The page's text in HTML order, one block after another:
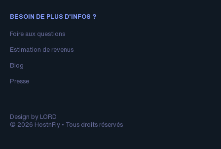
BESOIN DE PLUS D'INFOS ?
Foire aux questions
Estimation de revenus
Blog
Presse
Design by LORD
© 2026 HostnFly • Tous droits réservés